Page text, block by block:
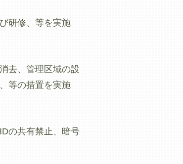
研修、等を実施
去、管理区域の設
等の措置を実施
の共有禁止、暗号